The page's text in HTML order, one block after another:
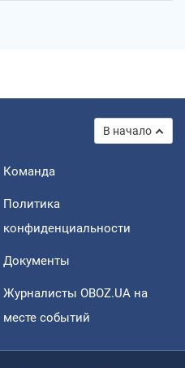
В начало
Команда
Политика
конфиденциальности
Документы
Журналисты OBOZ.UA на
месте событий